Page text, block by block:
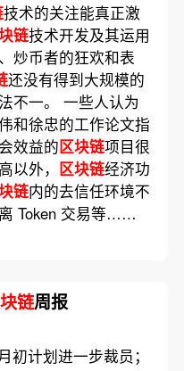
技术的关注能真正激
链技术开发及其运用
炒币者的狂欢和表
还没有得到大规模的
不一。 一些人认为
和徐忠的工作论文指
效益的区块链项目很
以外， 区块链经济功
链内的去信任环境不
Token 交易等……
链周报
初计划进一步裁员；